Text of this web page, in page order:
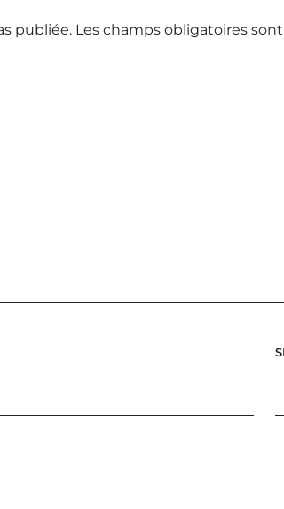
publiée. Les champs obligatoires